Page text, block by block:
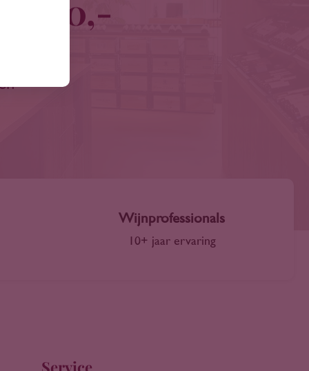
100,-
Wijnprofessionals
10+ jaar ervaring
Service